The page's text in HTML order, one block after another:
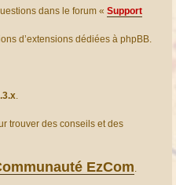
dans le forum « Support
d’extensions dédiées à phpBB.
.
trouver des conseils et des
EzCom.